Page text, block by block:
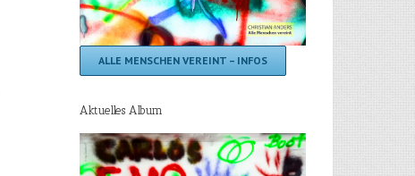
ALLE MENSCHEN VEREINT – INFOS
Aktuelles Album